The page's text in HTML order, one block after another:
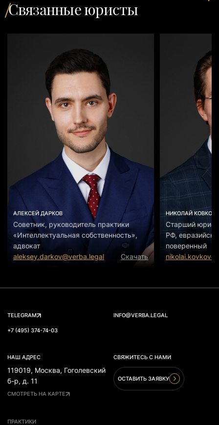
Связанные юристы
АЛЕКСЕЙ ДАРКОВ
Советник, руководитель практики
«Интеллектуальная собственность»,
адвокат
aleksey.darkov@verba.legal
Скачать
НИКОЛАЙ КОВКОВ
Старший
РФ,
поверенный
TELEGRAM INFO@VERBA.LEGAL
+7 (495) 374-74-03
НАШ АДРЕС
119019, Москва, Гоголевский
б-р, д. 11
СМОТРЕТЬ НА КАРТЕ
СВЯЖИТЕСЬ С НАМИ
ОСТАВИТЬ ЗАЯВКУ
ПРАКТИКИ